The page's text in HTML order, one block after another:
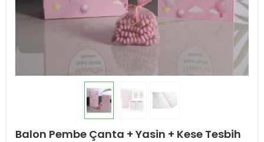
Balon Pembe Çanta + Yasin + Kese Tesbih